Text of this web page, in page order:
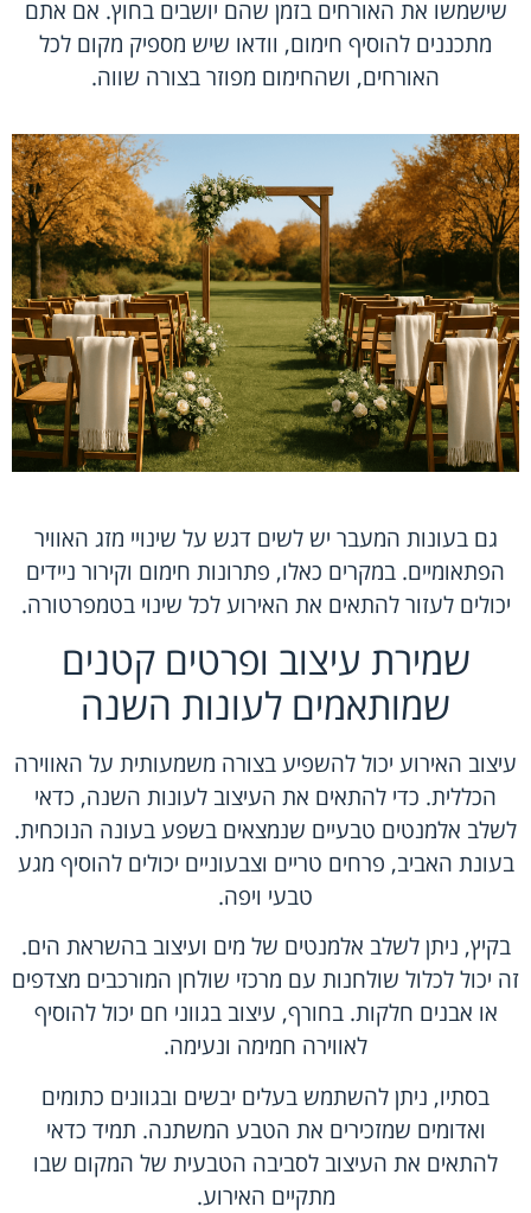
שישמשו את האורחים בזמן שהם יושבים בחוץ. אם אתם
מתכננים להוסיף חימום, וודאו שיש מספיק מקום לכל
האורחים, ושהחימום מפוזר בצורה שווה.
גם בעונות המעבר יש לשים דגש על שינויי מזג האוויר
הפתאומיים. במקרים כאלו, פתרונות חימום וקירור ניידים
יכולים לעזור להתאים את האירוע לכל שינוי בטמפרטורה.
שמירת עיצוב ופרטים קטנים
שמותאמים לעונות השנה
עיצוב האירוע יכול להשפיע בצורה משמעותית על האווירה
הכללית. כדי להתאים את העיצוב לעונות השנה, כדאי
לשלב אלמנטים טבעיים שנמצאים בשפע בעונה הנוכחית.
בעונת האביב, פרחים טריים וצבעוניים יכולים להוסיף מגע
טבעי ויפה.
בקיץ, ניתן לשלב אלמנטים של מים ועיצוב בהשראת הים.
זה יכול לכלול שולחנות עם מרכזי שולחן המורכבים מצדפים
או אבנים חלקות. בחורף, עיצוב בגווני חם יכול להוסיף
לאווירה חמימה ונעימה.
בסתיו, ניתן להשתמש בעלים יבשים ובגוונים כתומים
ואדומים שמזכירים את הטבע המשתנה. תמיד כדאי
להתאים את העיצוב לסביבה הטבעית של המקום שבו
מתקיים האירוע.